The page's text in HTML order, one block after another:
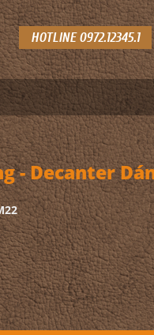
HOTLINE 0972.12345.1
- Decanter